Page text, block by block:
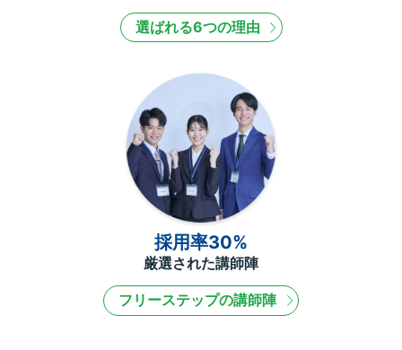
選ばれる6つの理由
採用率30%
厳選された講師陣
フリーステップの講師陣